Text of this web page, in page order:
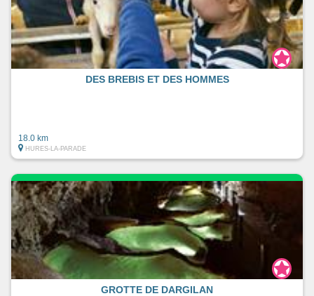
DES BREBIS ET DES HOMMES
18.0 km
HURES-LA-PARADE
GROTTE DE DARGILAN